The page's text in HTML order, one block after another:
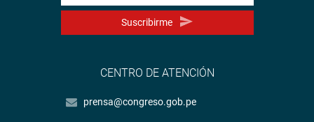
Suscribirme
CENTRO DE ATENCIÓN
prensa@congreso.gob.pe